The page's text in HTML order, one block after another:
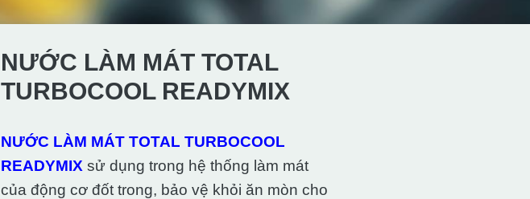
NƯỚC LÀM MÁT TOTAL
TURBOCOOL READYMIX
NƯỚC LÀM MÁT TOTAL TURBOCOOL
READYMIX sử dụng trong hệ thống làm mát
của động cơ đốt trong, bảo vệ khỏi ăn mòn cho